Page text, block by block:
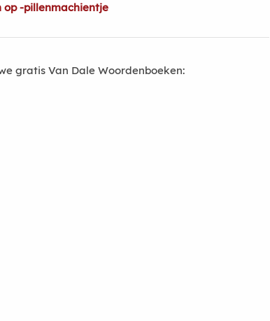
-pillenmachientje
gratis Van Dale Woordenboeken: